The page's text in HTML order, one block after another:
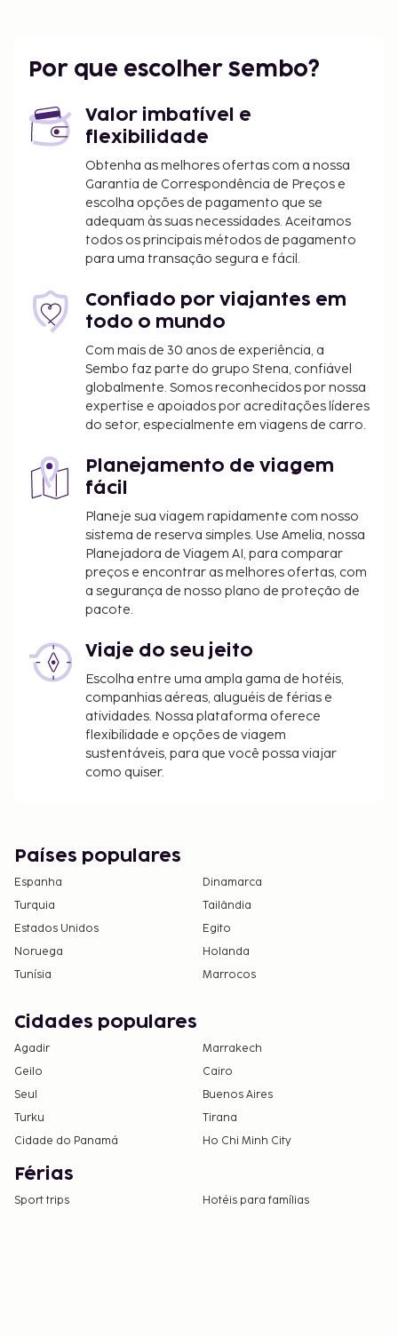
Por que escolher Sembo?
Valor imbatível e
flexibilidade
Obtenha as melhores ofertas com a nossa
Garantia de Correspondência de Preços e
escolha opções de pagamento que se
adequam às suas necessidades. Aceitamos
todos os principais métodos de pagamento
para uma transação segura e fácil.
Confiado por viajantes em
todo o mundo
Com mais de 30 anos de experiência, a
Sembo faz parte do grupo Stena, confiável
globalmente. Somos reconhecidos por nossa
expertise e apoiados por acreditações líderes
do setor, especialmente em viagens de carro.
Planejamento de viagem
fácil
Planeje sua viagem rapidamente com nosso
sistema de reserva simples. Use Amelia, nossa
Planejadora de Viagem AI, para comparar
preços e encontrar as melhores ofertas, com
a segurança de nosso plano de proteção de
pacote.
Viaje do seu jeito
Escolha entre uma ampla gama de hotéis,
companhias aéreas, aluguéis de férias e
atividades. Nossa plataforma oferece
flexibilidade e opções de viagem
sustentáveis, para que você possa viajar
como quiser.
Países populares
Espanha
Dinamarca
Turquia
Tailândia
Estados Unidos
Egito
Noruega
Holanda
Tunísia
Marrocos
Cidades populares
Agadir
Marrakech
Geilo
Cairo
Seul
Buenos Aires
Turku
Tirana
Cidade do Panamá
Ho Chi Minh City
Férias
Sport trips Hotéis para famílias